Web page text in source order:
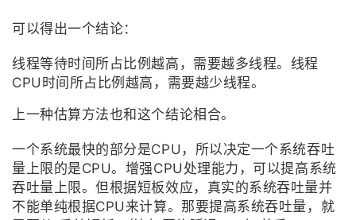
可以得出一个结论：
线程等待时间所占比例越高，需要越多线程。线程
CPU时间所占比例越高，需要越少线程。
上一种估算方法也和这个结论相合。
一个系统最快的部分是CPU，所以决定一个系统吞吐
量上限的是CPU。增强CPU处理能力，可以提高系统
吞吐量上限。但根据短板效应，真实的系统吞吐量并
不能单纯根据CPU来计算。那要提高系统吞吐量，就